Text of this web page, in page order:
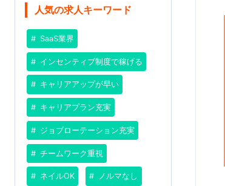
人気の求人キーワード
SaaS業界
インセンティブ制度で稼げる
キャリアアップが早い
キャリアプラン充実
ジョブローテーション充実
チームワーク重視
ネイルOK ノルマなし